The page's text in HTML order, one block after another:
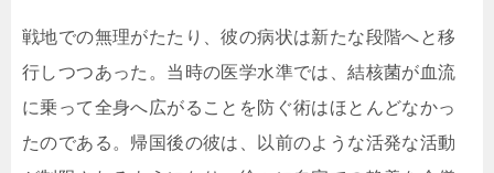
戦地での無理がたたり、彼の病状は新たな段階へと移
行しつつあった。当時の医学水準では、結核菌が血流
に乗って全身へ広がることを防ぐ術はほとんどなかっ
たのである。帰国後の彼は、以前のような活発な活動